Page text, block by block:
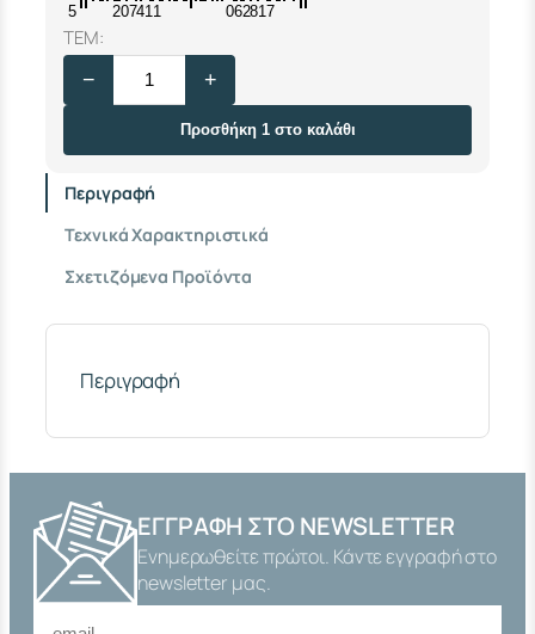
5 207411 062817
ΤΕΜ:
Φ
Λ
Τ
Ρ
T
N
"
"
Ι
Λ
Ο
Λ
Ι
Κ
− +
Προσθήκη 1 στο καλάθι
Περιγραφή
Τεχνικά Χαρακτηριστικά
Σχετιζόμενα Προϊόντα
Περιγραφή
ΕΓΓΡΑΦΉ ΣΤΟ NEWSLETTER
Ενημερωθείτε πρώτοι. Κάντε εγγραφή στο
newsletter μας.